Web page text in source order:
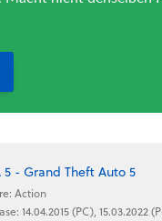
5 - Grand Theft Auto 5
Action
14.04.2015 (PC), 15.03.2022